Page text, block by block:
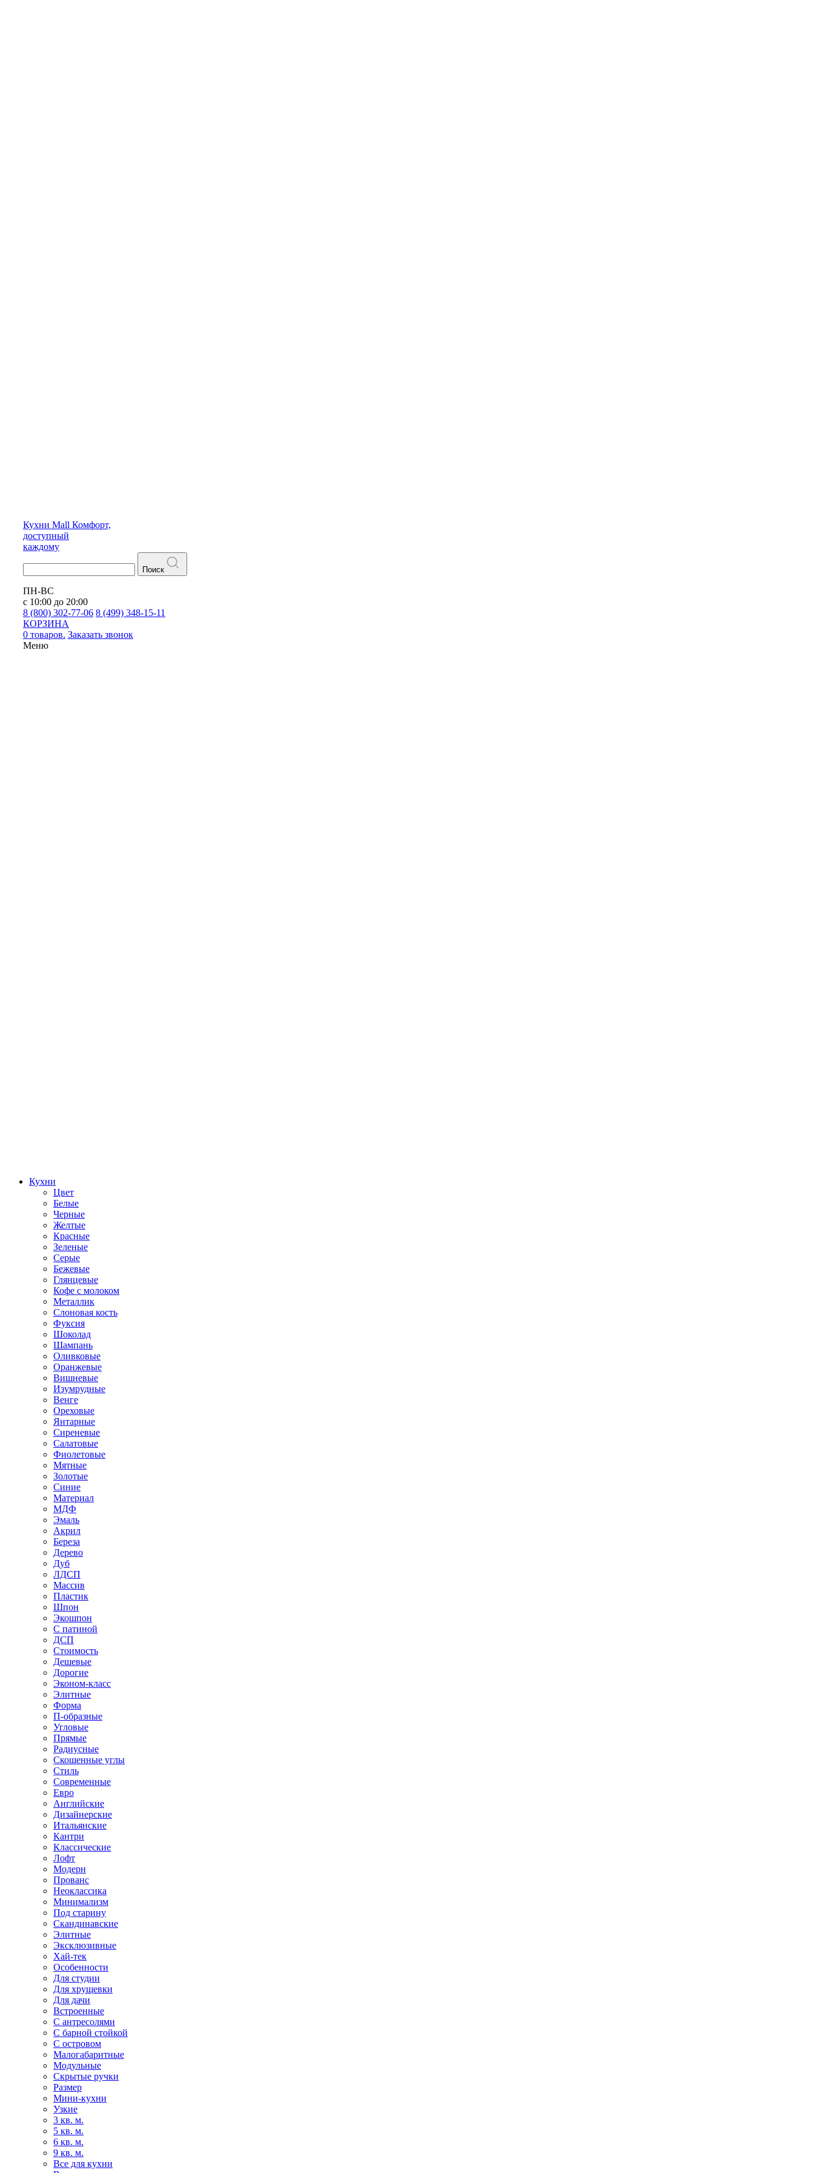
Кухни Mall Комфорт,
доступный
каждому
Поиск
ПН-ВС
с 10:00 до 20:00
8 (800) 302-77-06 8 (499) 348-15-11
КОРЗИНА
0 товаров. Заказать звонок
Меню
Кухни
Цвет
Белые
Черные
Желтые
Красные
Зеленые
Серые
Бежевые
Глянцевые
Кофе с молоком
Металлик
Слоновая кость
Фуксия
Шоколад
Шампань
Оливковые
Оранжевые
Вишневые
Изумрудные
Венге
Ореховые
Янтарные
Сиреневые
Салатовые
Фиолетовые
Мятные
Золотые
Синие
Материал
МДФ
Эмаль
Акрил
Береза
Дерево
Дуб
ЛДСП
Массив
Пластик
Шпон
Экошпон
С патиной
ДСП
Стоимость
Дешевые
Дорогие
Эконом-класс
Элитные
Форма
П-образные
Угловые
Прямые
Радиусные
Скошенные углы
Стиль
Современные
Евро
Английские
Дизайнерские
Итальянские
Кантри
Классические
Лофт
Модерн
Прованс
Неоклассика
Минимализм
Под старину
Скандинавские
Элитные
Эксклюзивные
Хай-тек
Особенности
Для студии
Для хрущевки
Для дачи
Встроенные
С антресолями
С барной стойкой
С островом
Малогабаритные
Модульные
Скрытые ручки
Размер
Мини-кухни
Узкие
3 кв. м.
5 кв. м.
6 кв. м.
9 кв. м.
Все для кухни